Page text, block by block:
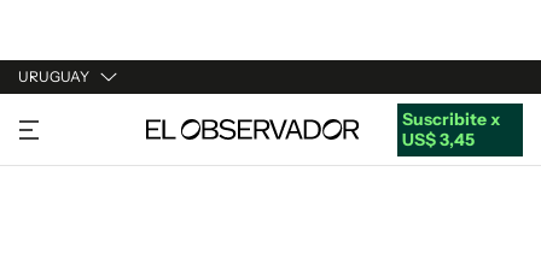
URUGUAY
URUGUAY
ARGENTINA
Suscribite x
US$ 3,45